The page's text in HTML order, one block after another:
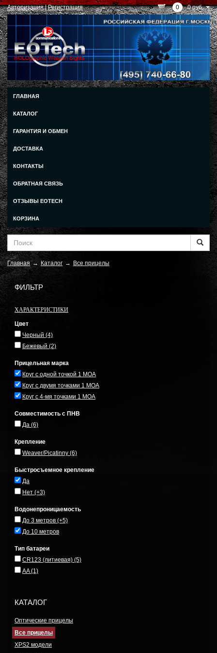
Авторизация|Регистрация 0 0 руб.
ГЛАВНАЯ
КАТАЛОГ
ГАРАНТИЯ И ОБМЕН
ДОСТАВКА
КОНТАКТЫ
ОБРАТНАЯ СВЯЗЬ
ОТЗЫВЫ EOTECH
КОРЗИНА
Главная → Каталог → Все прицелы
ФИЛЬТР
ХАРАКТЕРИСТИКИ
Цвет
Черный (4)
Бежевый (2)
Прицельная марка
Круг с одной точкой 1 MOA
Круг с двумя точками 1 MOA
Круг с 4-мя точками 1 MOA
Совместимость с ПНВ
Да (6)
Крепление
Weaver/Picatinny (6)
Быстросъемное крепление
Да
Нет (+3)
Водонепроницаемость
До 3 метров (+5)
До 10 метров
Тип батареи
CR123 (литиевая) (5)
AA(1)
КАТАЛОГ
Оптические прицелы
Все прицелы
XPS2 модели